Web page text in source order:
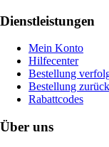
Dienstleistungen
Mein Konto
Hilfecenter
Bestellung
Bestellung
Rabattcodes
Über uns